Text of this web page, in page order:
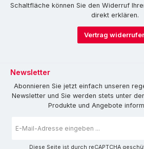
Schaltfläche können Sie den Widerruf
direkt erklären.
Vertrag
Newsletter
Abonnieren Sie jetzt einfach unseren
Newsletter und Sie werden stets unter
Produkte und Angebote
Mail-
Diese Seite ist durch reCAPTCHA